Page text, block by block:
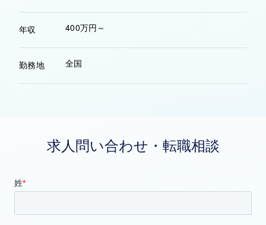
年収 400万円～
勤務地 全国
求人問い合わせ・転職相談